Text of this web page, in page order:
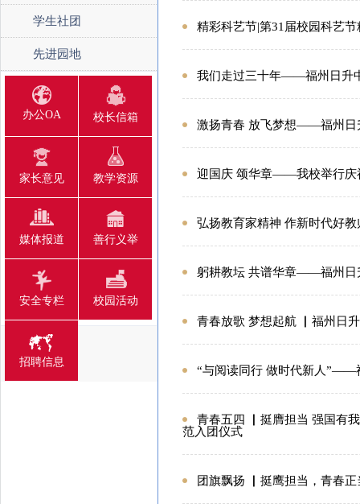
学生社团
先进园地
办公OA 校长信箱
家长意见 教学资源
媒体报道 善行义举
安全专栏 校园活动
招聘信息
精彩科艺节|第31届校园科艺
我们走过三十年——福州日升
激扬青春 放飞梦想——福州日
迎国庆 颂华章——我校举行庆
弘扬教育家精神 作新时代好
躬耕教坛 共谱华章——福州日
青春放歌 梦想起航 ▏福州日
“与阅读同行 做时代新人”——
青春五四 ▏挺膺担当 强国有
范入团仪式
团旗飘扬 ▏挺鹰担当，青春